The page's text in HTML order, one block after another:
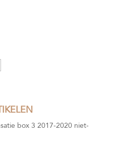
box 3 2017-2020 niet-